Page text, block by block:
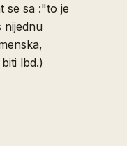
se sa :"to je
nijednu
lbd.)